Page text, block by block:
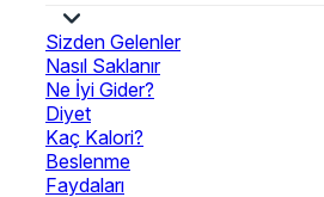
Sizden Gelenler
Nasıl Saklanır
Ne İyi Gider?
Diyet
Kaç Kalori?
Beslenme
Faydaları